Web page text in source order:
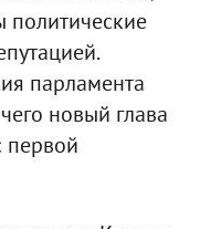
политические
парламента
новый глава
первой